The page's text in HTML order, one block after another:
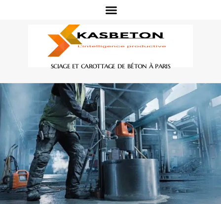
sciage et carottage de béton à paris